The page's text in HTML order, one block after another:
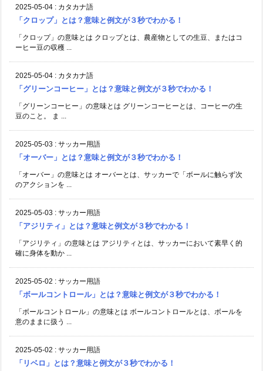
2025-05-04 : カタカナ語
「クロップ」とは？意味と例文が３秒でわかる！
「クロップ」の意味とは クロップとは、農産物としての生豆、またはコ
ーヒー豆の収穫 ...
2025-05-04 : カタカナ語
「グリーンコーヒー」とは？意味と例文が３秒でわかる！
「グリーンコーヒー」の意味とは グリーンコーヒーとは、コーヒーの生
豆のこと。 ま ...
2025-05-03 : サッカー用語
「オーバー」とは？意味と例文が３秒でわかる！
「オーバー」の意味とは オーバーとは、サッカーで「ボールに触らず次
のアクションを ...
2025-05-03 : サッカー用語
「アジリティ」とは？意味と例文が３秒でわかる！
「アジリティ」の意味とは アジリティとは、サッカーにおいて素早く的
確に身体を動か ...
2025-05-02 : サッカー用語
「ボールコントロール」とは？意味と例文が３秒でわかる！
「ボールコントロール」の意味とは ボールコントロールとは、ボールを
意のままに扱う ...
2025-05-02 : サッカー用語
「リベロ」とは？意味と例文が３秒でわかる！